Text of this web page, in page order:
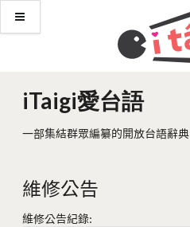
iTaigi愛台語
一部集結群眾編纂的開放台語辭典
維修公告
維修公告紀錄: